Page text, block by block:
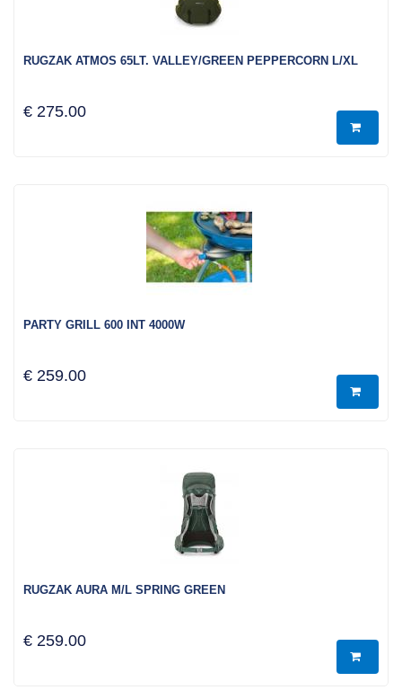
RUGZAK ATMOS 65LT. VALLEY/GREEN PEPPERCORN L/XL
€ 275.00
PARTY GRILL 600 INT 4000W
€ 259.00
RUGZAK AURA M/L SPRING GREEN
€ 259.00